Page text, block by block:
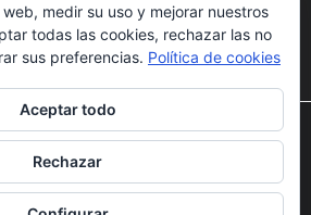
News.Noticias aerospacial
aviación comercial
ofrecerte la mejor experiencia en
sobre qué cookies utilizamos o
.
medir su uso y mejorar nuestros
todas las cookies, rechazar las no
sus preferencias. Política de cookies
Aceptar todo
Rechazar